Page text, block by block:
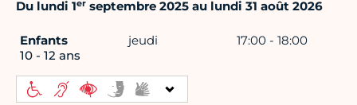
Du lundi 1er septembre 2025 au lundi 31 août 2026
Enfants
10 - 12 ans
jeudi 17:00 - 18:00